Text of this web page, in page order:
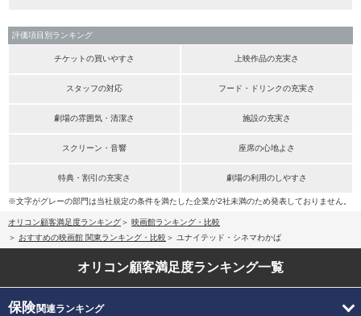
評価項目別ランキング
チケットの買いやすさ 上映作品の充実さ
スタッフの対応 フード・ドリンクの充実さ
劇場の雰囲気・清潔さ 施設の充実さ
スクリーン・音響 座席の心地よさ
特典・割引の充実さ 劇場の利用のしやすさ
※文字がグレーの部門は当社規定の条件を満たした企業が2社未満のため発表しておりません。
オリコン顧客満足度ランキング
映画館ランキング・比較
おすすめの映画館 関東ランキング・比較
ユナイテッド・シネマわかば
オリコン顧客満足度ランキング一覧
保険関連ランキング